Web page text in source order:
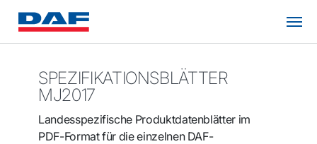
SPEZIFIKATIONSBLÄTTER
MJ2017
Landesspezifische Produktdatenblätter im
PDF-Format für die einzelnen DAF-